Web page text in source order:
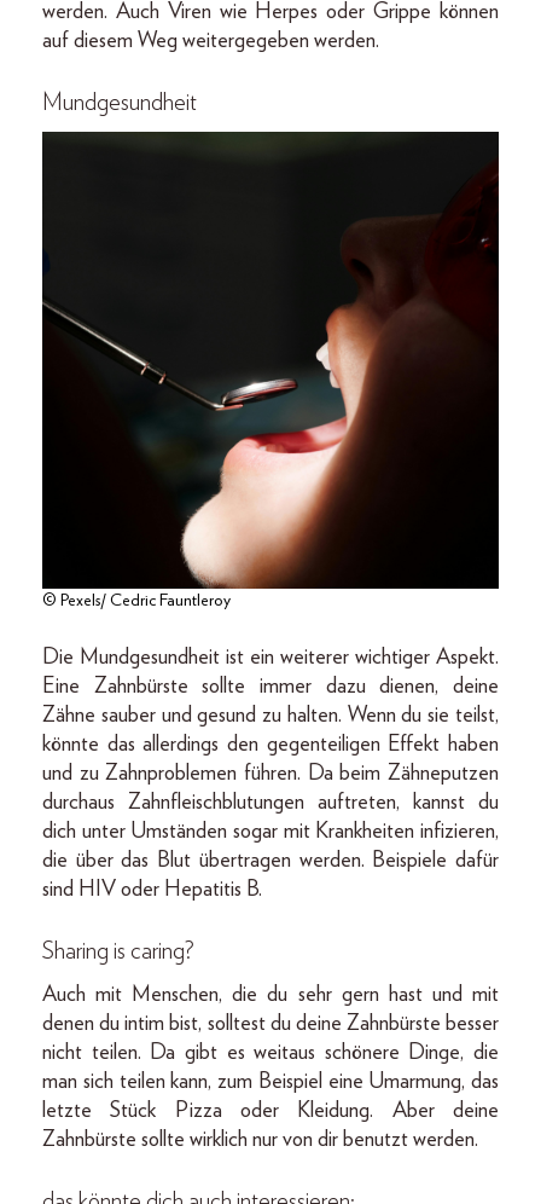
werden. Auch Viren wie Herpes oder Grippe können
auf diesem Weg weitergegeben werden.
Mundgesundheit
© Pexels/ Cedric Fauntleroy
Die Mundgesundheit ist ein weiterer wichtiger Aspekt.
Eine Zahnbürste sollte immer dazu dienen, deine
Zähne sauber und gesund zu halten. Wenn du sie teilst,
könnte das allerdings den gegenteiligen Effekt haben
und zu Zahnproblemen führen. Da beim Zähneputzen
durchaus Zahnfleischblutungen auftreten, kannst du
dich unter Umständen sogar mit Krankheiten infizieren,
die über das Blut übertragen werden. Beispiele dafür
sind HIV oder Hepatitis B.
Sharing is caring?
Auch mit Menschen, die du sehr gern hast und mit
denen du intim bist, solltest du deine Zahnbürste besser
nicht teilen. Da gibt es weitaus schönere Dinge, die
man sich teilen kann, zum Beispiel eine Umarmung, das
letzte Stück Pizza oder Kleidung. Aber deine
Zahnbürste sollte wirklich nur von dir benutzt werden.